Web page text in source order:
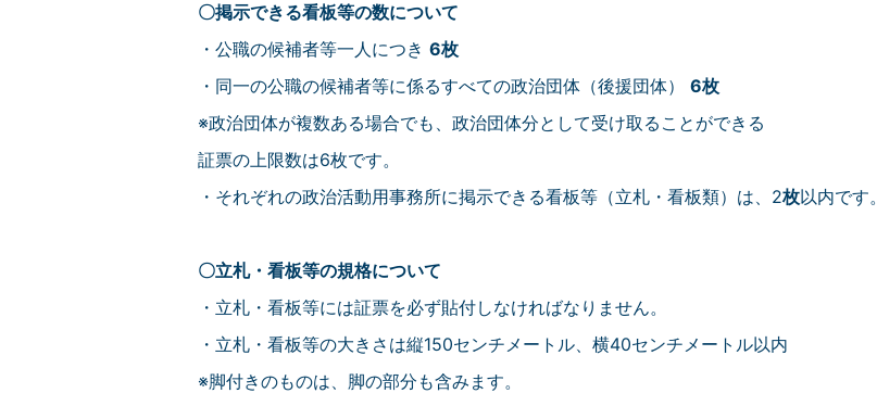
〇掲示できる看板等の数について
・公職の候補者等一人につき 6枚
・同一の公職の候補者等に係るすべての政治団体（後援団体） 6枚
※政治団体が複数ある場合でも、政治団体分として受け取ることができる
証票の上限数は6枚です。
・それぞれの政治活動用事務所に掲示できる看板等（立札・看板類）は、2枚以内です。
〇立札・看板等の規格について
・立札・看板等には証票を必ず貼付しなければなりません。
・立札・看板等の大きさは縦150センチメートル、横40センチメートル以内
※脚付きのものは、脚の部分も含みます。